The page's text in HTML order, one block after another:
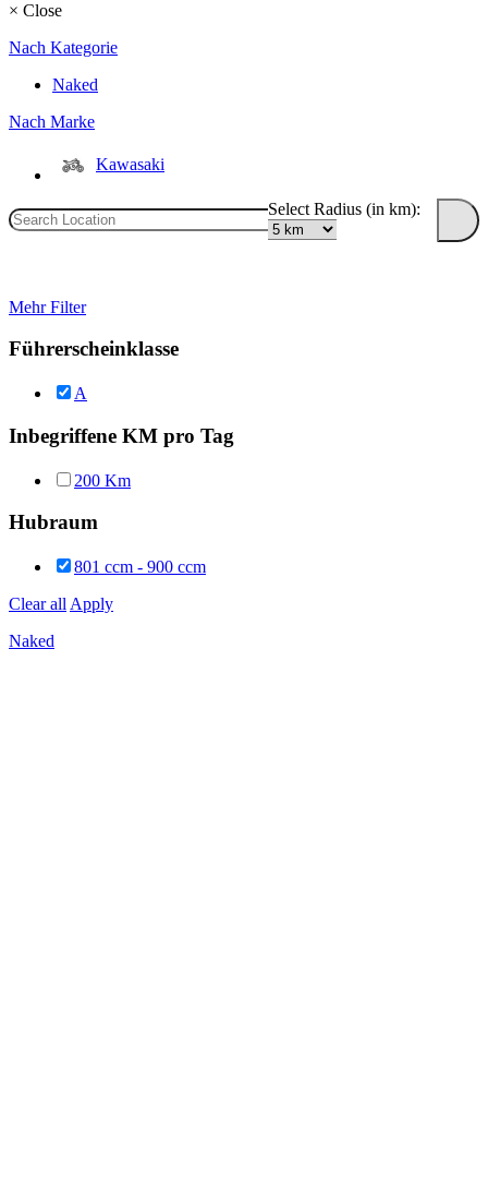
× Close
Nach Kategorie
Naked
Nach Marke
Kawasaki
Select Radius (in km):
Mehr Filter
Führerscheinklasse
A
Inbegriffene KM pro Tag
200 Km
Hubraum
801 ccm - 900 ccm
Clear all Apply
Naked